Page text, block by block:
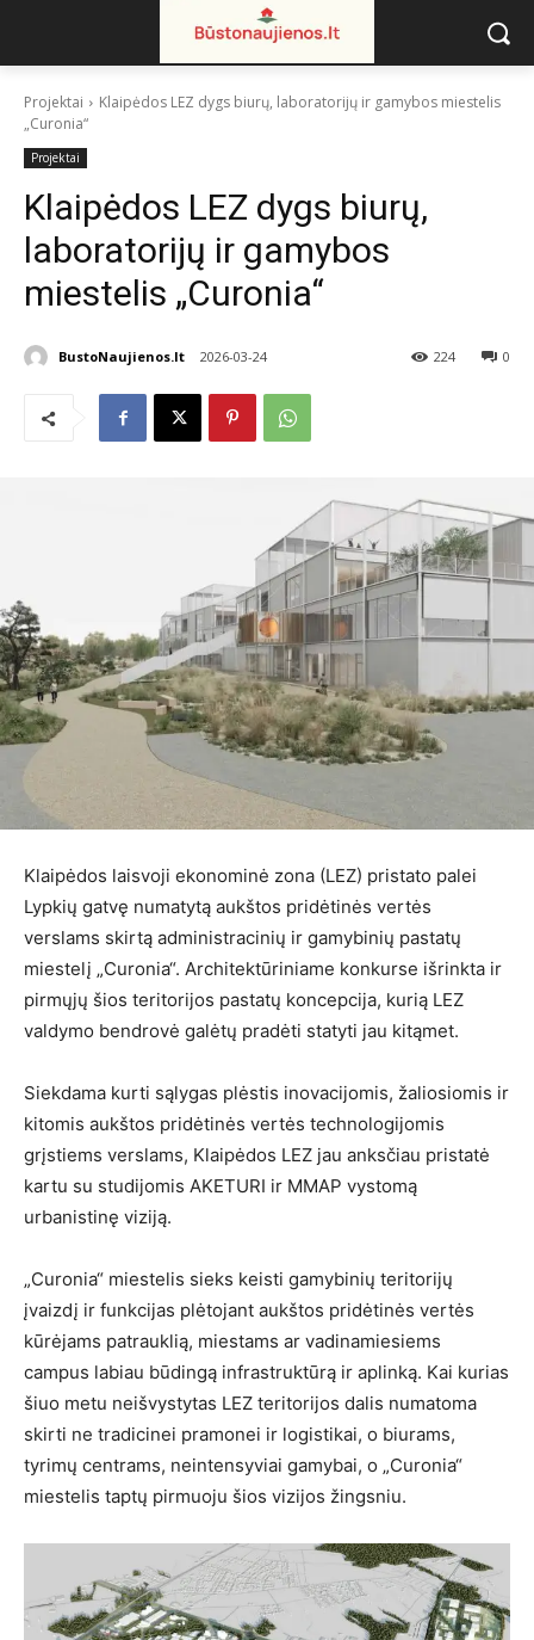
Projektai
Klaipėdos LEZ dygs biurų, laboratorijų ir gamybos miestelis
„Curonia“
Projektai
Klaipėdos LEZ dygs biurų,
laboratorijų ir gamybos
miestelis „Curonia“
BustoNaujienos.lt 2026-03-24 0
224
Klaipėdos laisvoji ekonominė zona (LEZ) pristato palei
Lypkių gatvę numatytą aukštos pridėtinės vertės
verslams skirtą administracinių ir gamybinių pastatų
miestelį „Curonia“. Architektūriniame konkurse išrinkta ir
pirmųjų šios teritorijos pastatų koncepcija, kurią LEZ
valdymo bendrovė galėtų pradėti statyti jau kitąmet.
Siekdama kurti sąlygas plėstis inovacijomis, žaliosiomis ir
kitomis aukštos pridėtinės vertės technologijomis
grįstiems verslams, Klaipėdos LEZ jau anksčiau pristatė
kartu su studijomis AKETURI ir MMAP vystomą
urbanistinę viziją.
„Curonia“ miestelis sieks keisti gamybinių teritorijų
įvaizdį ir funkcijas plėtojant aukštos pridėtinės vertės
kūrėjams patrauklią, miestams ar vadinamiesiems
campus labiau būdingą infrastruktūrą ir aplinką. Kai kurias
šiuo metu neišvystytas LEZ teritorijos dalis numatoma
skirti ne tradicinei pramonei ir logistikai, o biurams,
tyrimų centrams, neintensyviai gamybai, o „Curonia“
miestelis taptų pirmuoju šios vizijos žingsniu.